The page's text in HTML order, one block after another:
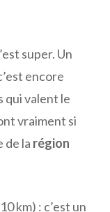
super. Un
encore
qui valent le
vraiment si
de la région
km) : c’est un